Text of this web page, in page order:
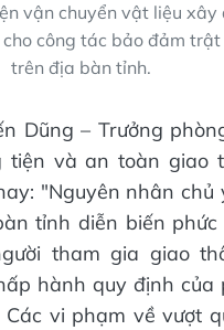
vận chuyển vật liệu xây
công tác bảo đảm trật
trên địa bàn tỉnh.
Dũng – Trưởng
tiện và an toàn giao
"Nguyên nhân chủ
tỉnh diễn biến
tham gia giao
hành quy định của
Các vi phạm về vượt